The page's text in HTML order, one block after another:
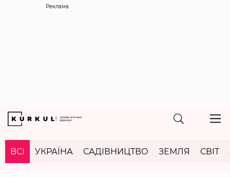
Реклама
ВСІ УКРАЇНА САДІВНИЦТВО ЗЕМЛЯ СВІТ